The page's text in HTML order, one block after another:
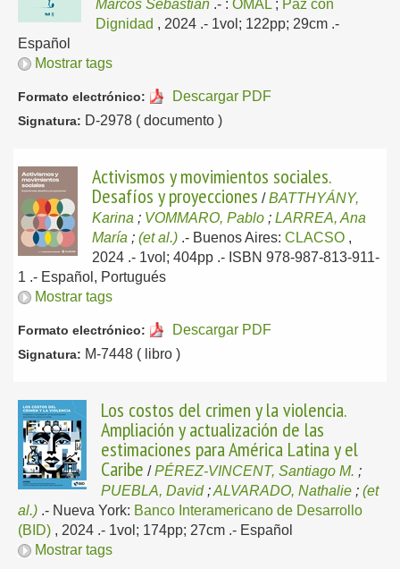
Marcos Sebastián .- : OMAL ; Paz con
Dignidad , 2024 .- 1vol; 122pp; 29cm .-
Español
Mostrar tags
Formato electrónico: Descargar PDF
Signatura: D-2978 ( documento )
Activismos y movimientos sociales.
Desafíos y proyecciones /BATTHYÁNY,
Karina ; VOMMARO, Pablo ; LARREA, Ana
María ; (et al.) .- Buenos Aires: CLACSO ,
2024 .- 1vol; 404pp .- ISBN 978-987-813-911-
1 .- Español, Portugués
Mostrar tags
Formato electrónico: Descargar PDF
Signatura: M-7448 ( libro )
Los costos del crimen y la violencia.
Ampliación y actualización de las
estimaciones para América Latina y el
Caribe /PÉREZ-VINCENT, Santiago M. ;
PUEBLA, David;ALVARADO, Nathalie ; (et
al.) .- Nueva York: Banco Interamericano de Desarrollo
(BID) , 2024 .- 1vol; 174pp; 27cm .- Español
Mostrar tags